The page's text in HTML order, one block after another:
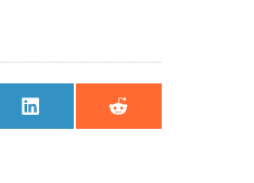
Compartir
en
Compartir
en